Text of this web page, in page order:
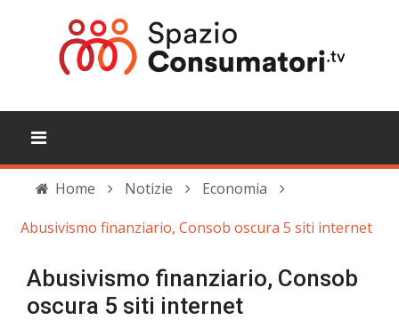
Home Notizie
Economia
Abusivismo finanziario, Consob oscura 5 siti internet
Abusivismo finanziario, Consob
oscura 5 siti internet